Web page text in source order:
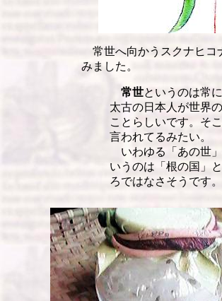
常世へ向かうスクナヒコ
みました。
常世というのは常
太古の日本人が世界
ことらしいです。そ
言われてるみたい。
いわゆる「あの世
いうのは「根の国」
ろではなさそうです。